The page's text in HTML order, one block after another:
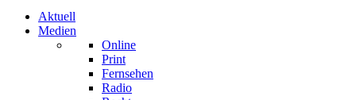
Aktuell
Medien
Online
Print
Fernsehen
Radio